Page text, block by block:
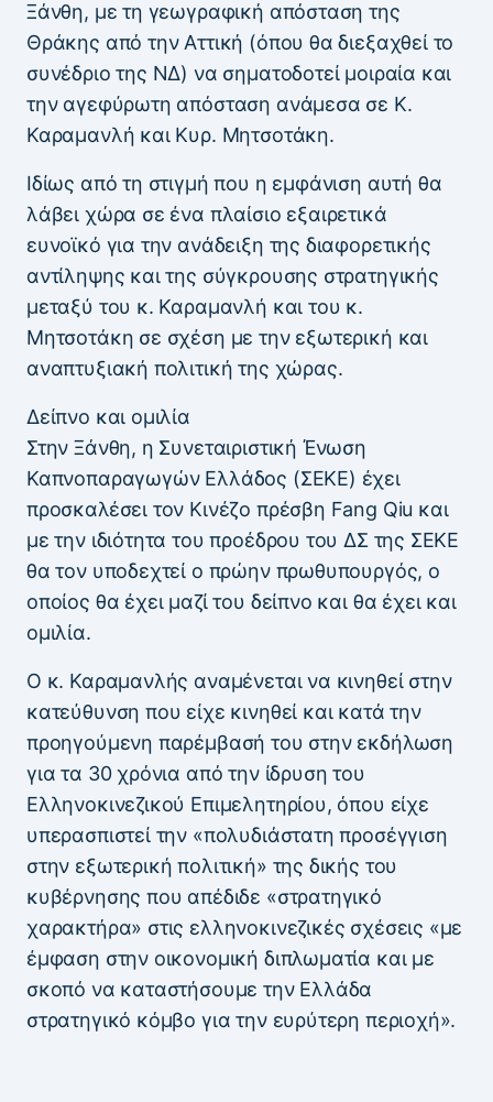
Ξάνθη, με τη γεωγραφική απόσταση της
Θράκης από την Αττική (όπου θα διεξαχθεί το
συνέδριο της ΝΔ) να σηματοδοτεί μοιραία και
την αγεφύρωτη απόσταση ανάμεσα σε Κ.
Καραμανλή και Κυρ. Μητσοτάκη.
Ιδίως από τη στιγμή που η εμφάνιση αυτή θα
λάβει χώρα σε ένα πλαίσιο εξαιρετικά
ευνοϊκό για την ανάδειξη της διαφορετικής
αντίληψης και της σύγκρουσης στρατηγικής
μεταξύ του κ. Καραμανλή και του κ.
Μητσοτάκη σε σχέση με την εξωτερική και
αναπτυξιακή πολιτική της χώρας.
Δείπνο και ομιλία
Στην Ξάνθη, η Συνεταιριστική Ένωση
Καπνοπαραγωγών Ελλάδος (ΣΕΚΕ) έχει
προσκαλέσει τον Κινέζο πρέσβη Fang Qiu και
με την ιδιότητα του προέδρου του ΔΣ της ΣΕΚΕ
θα τον υποδεχτεί ο πρώην πρωθυπουργός, ο
οποίος θα έχει μαζί του δείπνο και θα έχει και
ομιλία.
Ο κ. Καραμανλής αναμένεται να κινηθεί στην
κατεύθυνση που είχε κινηθεί και κατά την
προηγούμενη παρέμβασή του στην εκδήλωση
για τα 30 χρόνια από την ίδρυση του
Ελληνοκινεζικού Επιμελητηρίου, όπου είχε
υπερασπιστεί την «πολυδιάστατη προσέγγιση
στην εξωτερική πολιτική» της δικής του
κυβέρνησης που απέδιδε «στρατηγικό
χαρακτήρα» στις ελληνοκινεζικές σχέσεις «με
έμφαση στην οικονομική διπλωματία και με
σκοπό να καταστήσουμε την Ελλάδα
στρατηγικό κόμβο για την ευρύτερη περιοχή».